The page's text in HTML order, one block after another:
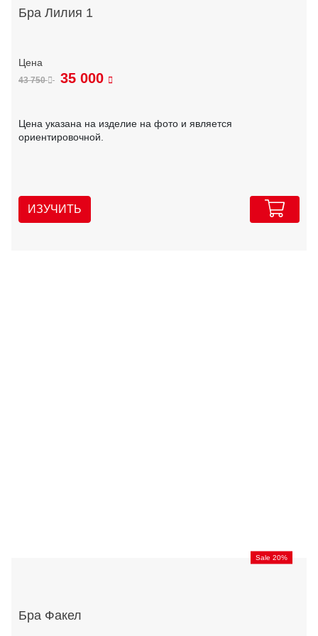
Бра Лилия 1
43 750 35 000
Цена указана на изделие на фото и является
ориентировочной.
ИЗУЧИТЬ
Sale 20%
Бра Факел